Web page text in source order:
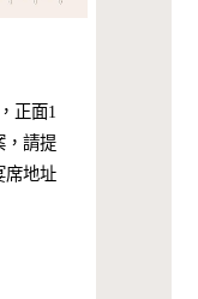
正面1
，請提
席地址